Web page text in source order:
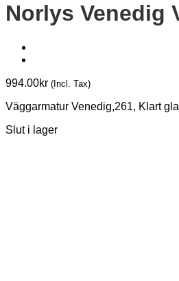
Norlys Venedig
994.00kr (Incl. Tax)
Väggarmatur Venedig,261, Klart
Slut i lager